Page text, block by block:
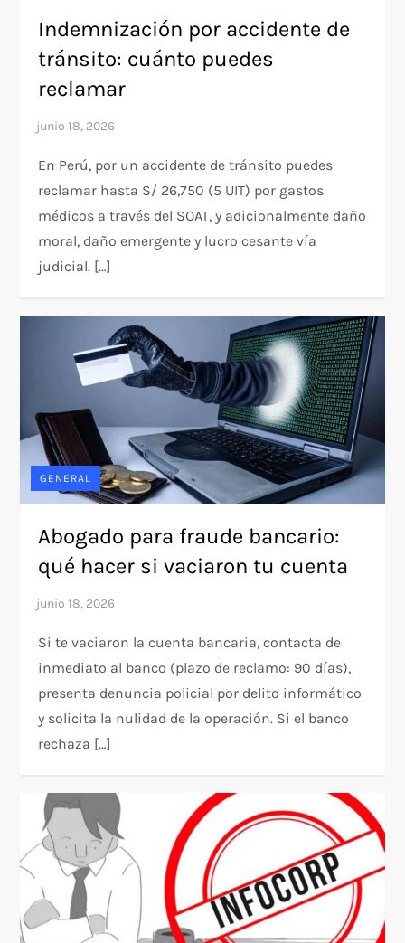
Indemnización por accidente de
tránsito: cuánto puedes
reclamar
En Perú, por un accidente de tránsito puedes
reclamar hasta S/ 26,750 (5 UIT) por gastos
médicos a través del SOAT, y adicionalmente daño
moral, daño emergente y lucro cesante vía
judicial. […]
GENERAL
Abogado para fraude bancario:
qué hacer si vaciaron tu cuenta
Si te vaciaron la cuenta bancaria, contacta de
inmediato al banco (plazo de reclamo: 90 días),
presenta denuncia policial por delito informático
y solicita la nulidad de la operación. Si el banco
rechaza […]